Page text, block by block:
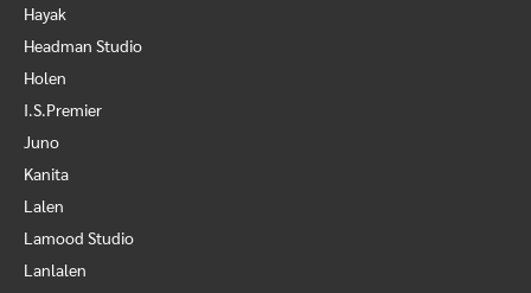
Hayak
Headman Studio
Holen
I.S.Premier
Juno
Kanita
Lalen
Lamood Studio
Lanlalen